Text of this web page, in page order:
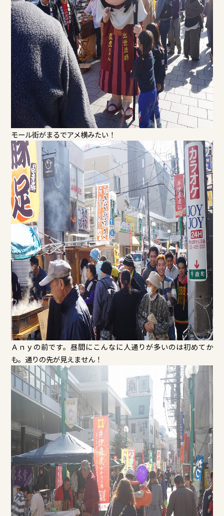
モール街がまるでアメ横みたい！
Ａｎｙの前です。昼間にこんなに人通りが多いのは初めてか
も。通りの先が見えません！